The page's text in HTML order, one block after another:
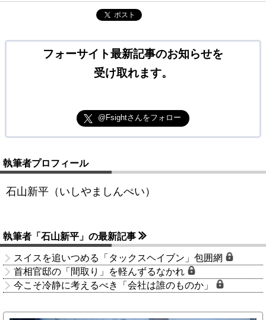
ポスト
フォーサイト最新記事のお知らせを
受け取れます。
@Fsightさんをフォロー
執筆者プロフィール
石山新平（いしやましんぺい）
執筆者「石山新平」の最新記事
スイスを追いつめる「タックスヘイブン」包囲網
首相官邸の「間取り」を軽んずるなかれ
今こそ冷静に考えるべき「会社は誰のものか」